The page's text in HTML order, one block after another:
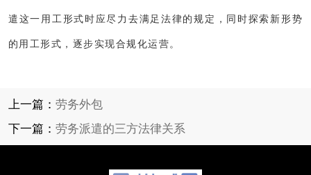
遣这一用工形式时应尽力去满足法律的规定，同时探索新形势
的用工形式，逐步实现合规化运营。
上一篇： 劳务外包
下一篇： 劳务派遣的三方法律关系